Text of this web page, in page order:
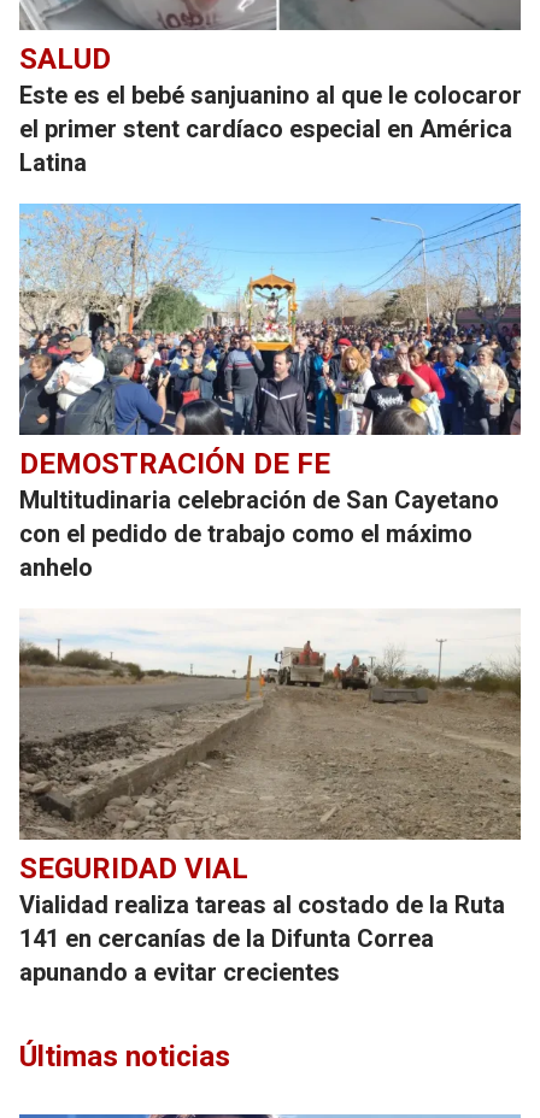
SALUD
Este es el bebé sanjuanino al que le colocaron
el primer stent cardíaco especial en América
Latina
DEMOSTRACIÓN DE FE
Multitudinaria celebración de San Cayetano
con el pedido de trabajo como el máximo
anhelo
SEGURIDAD VIAL
Vialidad realiza tareas al costado de la Ruta
141 en cercanías de la Difunta Correa
apunando a evitar crecientes
Últimas noticias